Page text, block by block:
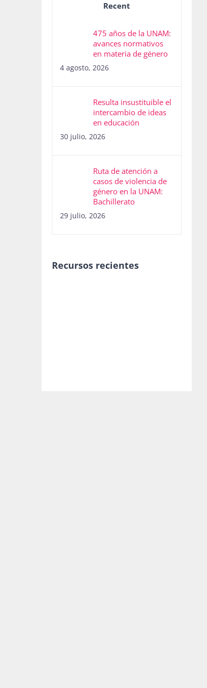
Recent
475 años de la UNAM:
avances normativos
en materia de género
4 agosto, 2026
Resulta insustituible el
intercambio de ideas
en educación
30 julio, 2026
Ruta de atención a
casos de violencia de
género en la UNAM:
Bachillerato
29 julio, 2026
Recursos recientes